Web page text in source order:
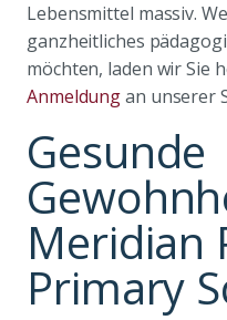
Lebensmittel massiv.
ganzheitliches
möchten, laden wir Sie
Anmeldungan unserer
Gesunde
Meridian
Primary